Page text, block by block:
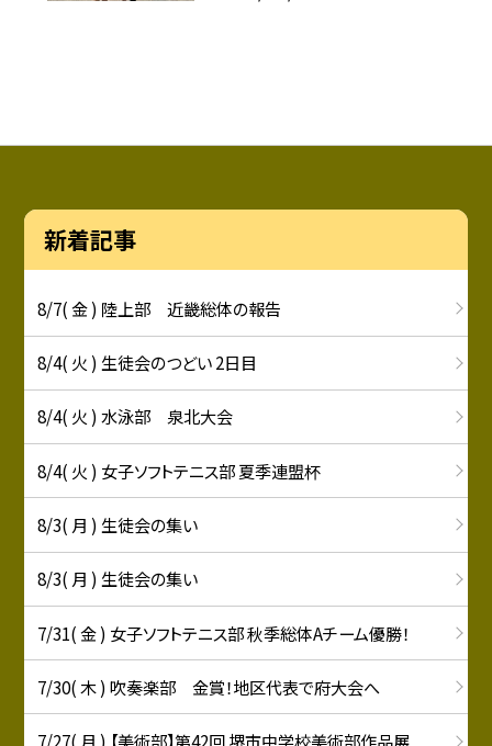
新着記事
8/7( 金 ) 陸上部 近畿総体の報告
8/4( 火 ) 生徒会のつどい 2日目
8/4( 火 ) 水泳部 泉北大会
8/4( 火 ) 女子ソフトテニス部 夏季連盟杯
8/3( 月 ) 生徒会の集い
8/3( 月 ) 生徒会の集い
7/31( 金 ) 女子ソフトテニス部 秋季総体Aチーム優勝！
7/30( 木 ) 吹奏楽部 金賞！地区代表で府大会へ
7/27( 月 ) 【美術部】第42回 堺市中学校美術部作品展